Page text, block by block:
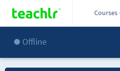
Courses
Offline